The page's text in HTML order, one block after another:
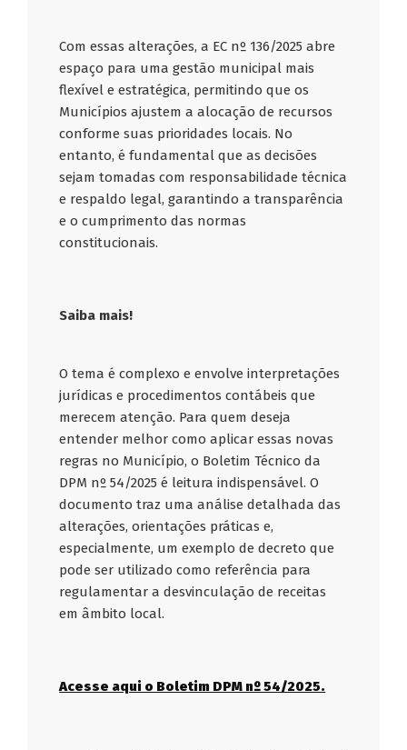
Com essas alterações, a EC nº 136/2025 abre
espaço para uma gestão municipal mais
flexível e estratégica, permitindo que os
Municípios ajustem a alocação de recursos
conforme suas prioridades locais. No
entanto, é fundamental que as decisões
sejam tomadas com responsabilidade técnica
e respaldo legal, garantindo a transparência
e o cumprimento das normas
constitucionais.
Saiba mais!
O tema é complexo e envolve interpretações
jurídicas e procedimentos contábeis que
merecem atenção. Para quem deseja
entender melhor como aplicar essas novas
regras no Município, o Boletim Técnico da
DPM nº 54/2025 é leitura indispensável. O
documento traz uma análise detalhada das
alterações, orientações práticas e,
especialmente, um exemplo de decreto que
pode ser utilizado como referência para
regulamentar a desvinculação de receitas
em âmbito local.
Acesse aqui o Boletim DPM nº 54/2025.